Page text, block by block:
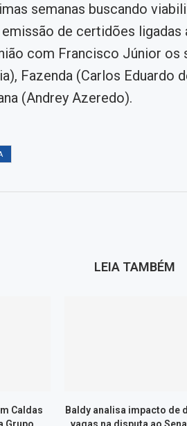
semanas buscando
de certidões ligadas
com Francisco Júnior os
Fazenda (Carlos Eduardo
(Andrey Azeredo).
LEIA TAMBÉM
Caldas
Grupo
Baldy analisa impacto de
vagas na disputa ao